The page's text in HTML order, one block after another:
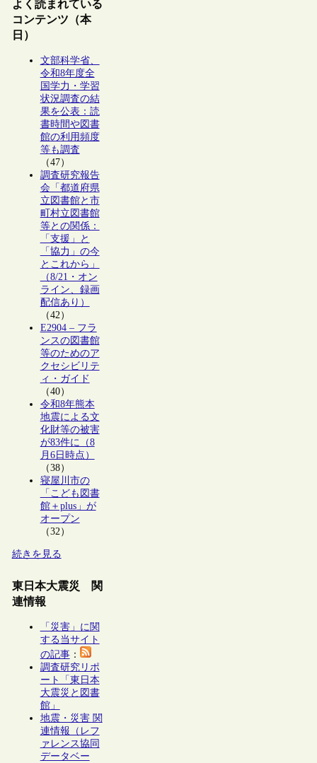
よく読まれている
コンテンツ（本
日）
文部科学省、
令和8年度全
国学力・学習
状況調査の結
果を公表：読
書時間や図書
館の利用頻度
等も調査
（47）
調査研究報告
会「都道府県
立図書館と市
町村立図書館
等との関係：
「支援」と
「協力」の今
とこれから」
（8/21・オン
ライン、録画
配信あり）
（42）
E2904 – フラ
ンスの図書館
等のためのア
クセシビリテ
ィ・ガイド
（40）
令和8年熊本
地震による文
化財等の被害
が83件に（8
月6日時点）
（38）
寝屋川市の
「こども図書
館＋plus」が
オープン
（32）
続きを見る
東日本大震災 関
連情報
「災害」に関
する当サイト
の記事：
調査研究リポ
ート「東日本
大震災と図書
館」
地震・災害 関
連情報（レフ
ァレンス協同
データベー